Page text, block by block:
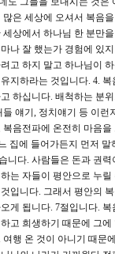
많은 세상에 오셔서 복음
세상에서 하나님 한 분만
나 잘 했는가 경험에 있
고 하지 말고 하나님이
지하라는 것입니다. 4.
하십니다. 배척하는 분
들 얘기, 정치얘기 등 이런
복음전파에 온전히 마음
집에 들어가든지 먼저
니다. 사람들은 돈과 권
는 자들이 평안으로 누
입니다. 그래서 평안의
게 됩니다. 7절입니다.
고 희생하기 때문에 그
여행 온 것이 아니기 때문